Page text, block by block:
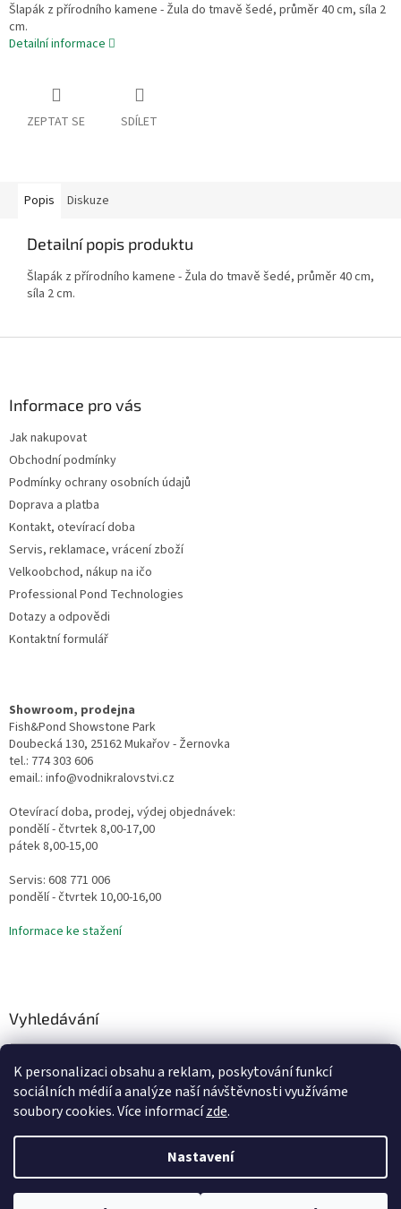
K personalizaci obsahu a reklam, poskytování funkcí
sociálních médií a analýze naší návštěvnosti využíváme
soubory cookies. Více informacízde.
Nastavení
Šlapák z přírodního kamene - Žula do tmavě šedé, průměr 40 cm, síla 2
cm.
Detailní informace
ZEPTAT SE SDÍLET
Popis Diskuze
Detailní popis produktu
Šlapák z přírodního kamene - Žula do tmavě šedé, průměr 40 cm,
síla 2 cm.
Informace pro vás
Jak nakupovat
Obchodní podmínky
Podmínky ochrany osobních údajů
Doprava a platba
Kontakt, otevírací doba
Servis, reklamace, vrácení zboží
Velkoobchod, nákup na ičo
Professional Pond Technologies
Dotazy a odpovědi
Kontaktní formulář
Showroom, prodejna
Fish&Pond Showstone Park
Doubecká 130, 25162 Mukařov - Žernovka
tel.: 774 303 606
email.: info@vodnikralovstvi.cz
Otevírací doba, prodej, výdej objednávek:
pondělí - čtvrtek 8,00-17,00
pátek 8,00-15,00
Servis: 608 771 006
pondělí - čtvrtek 10,00-16,00
Informace ke stažení
Vyhledávání
HLEDAT
Copyright 2026Vodní Království. Všechna práva vyhrazena.